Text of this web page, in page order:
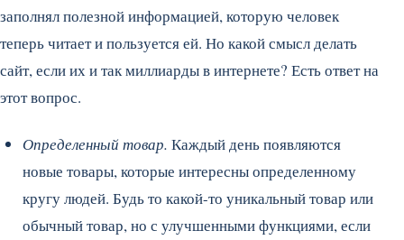
заполнял полезной информацией, которую человек
теперь читает и пользуется ей. Но какой смысл делать
сайт, если их и так миллиарды в интернете? Есть ответ на
этот вопрос.
Определенный товар. Каждый день появляются
новые товары, которые интересны определенному
кругу людей. Будь то какой-то уникальный товар или
обычный товар, но с улучшенными функциями, если